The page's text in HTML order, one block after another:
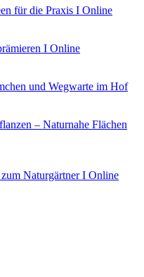
für die Praxis I Online
I Online
und Wegwarte im Hof
– Naturnahe Flächen
Naturgärtner I Online